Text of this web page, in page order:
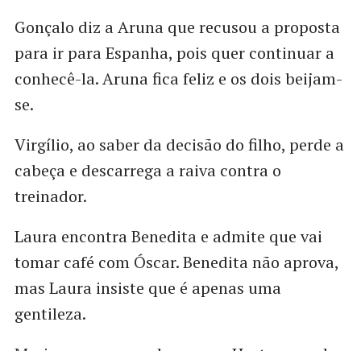
Gonçalo diz a Aruna que recusou a proposta
para ir para Espanha, pois quer continuar a
conhecê-la. Aruna fica feliz e os dois beijam-
se.
Virgílio, ao saber da decisão do filho, perde a
cabeça e descarrega a raiva contra o
treinador.
Laura encontra Benedita e admite que vai
tomar café com Óscar. Benedita não aprova,
mas Laura insiste que é apenas uma
gentileza.